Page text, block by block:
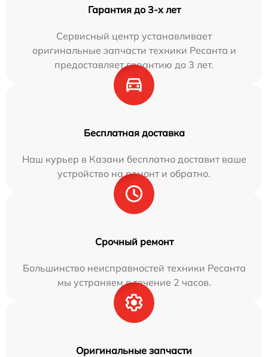
Гарантия до 3-х лет
Сервисный центр устанавливает
оригинальные запчасти техники Ресанта и
предоставляет гарантию до 3 лет.
Бесплатная доставка
Наш курьер в Казани бесплатно доставит ваше
устройство на ремонт и обратно.
Срочный ремонт
Большинство неисправностей техники Ресанта
мы устраняем в течение 2 часов.
Оригинальные запчасти